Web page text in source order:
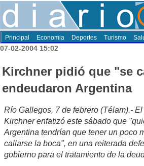
Principal Economia Deportes Turismo
07-02-2004 15:02
Kirchner pidió que "se
endeudaron Argentina
Río Gallegos, 7 de febrero (Télam).-
Kirchner enfatizó este sábado que
Argentina tendrían que tener un poco
callarse la boca", en una reiterada
gobierno para el tratamiento de la